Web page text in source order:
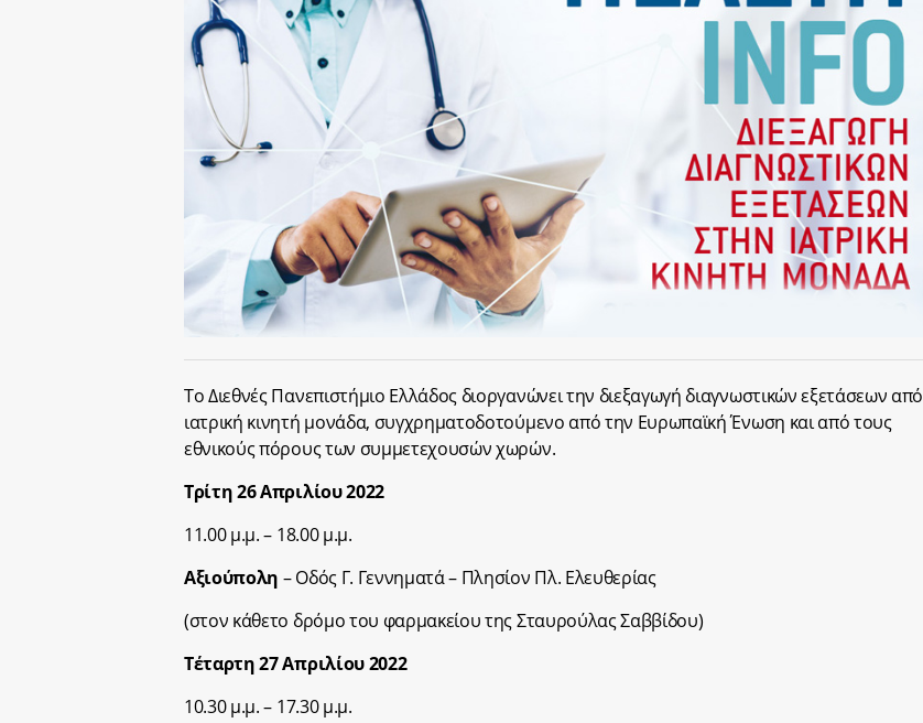
Το Διεθνές Πανεπιστήμιο Ελλάδος διοργανώνει την διεξαγωγή διαγνωστικών εξετάσεων από
ιατρική κινητή μονάδα, συγχρηματοδοτούμενο από την Ευρωπαϊκή Ένωση και από τους
εθνικούς πόρους των συμμετεχουσών χωρών.
Τρίτη 26 Απριλίου 2022
11.00 μ.μ. – 18.00 μ.μ.
Αξιούπολη – Οδός Γ. Γεννηματά – Πλησίον Πλ. Ελευθερίας
(στον κάθετο δρόμο του φαρμακείου της Σταυρούλας Σαββίδου)
Τέταρτη 27 Απριλίου 2022
10.30 μ.μ. – 17.30 μ.μ.